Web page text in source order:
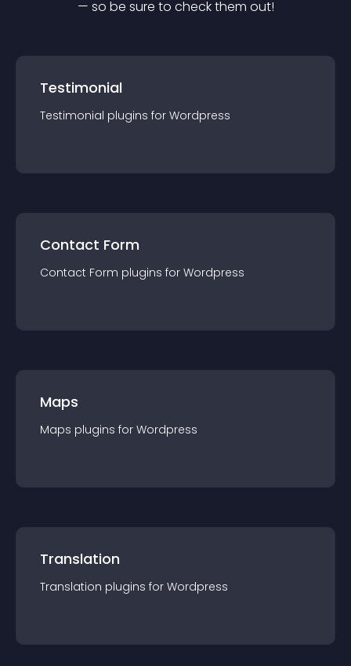
— so be sure to check them out!
Testimonial
Testimonial plugins for Wordpress
Contact Form
Contact Form plugins for Wordpress
Maps
Maps plugins for Wordpress
Translation
Translation plugins for Wordpress